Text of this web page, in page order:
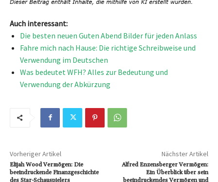
Auch interessant:
Die besten neuen Guten Abend Bilder für jeden Anlass
Fahre mich nach Hause: Die richtige Schreibweise und
Verwendung im Deutschen
Was bedeutet WFH? Alles zur Bedeutung und
Verwendung der Abkürzung
Vorheriger Artikel
Elijah Wood Vermögen: Die
beeindruckende Finanzgeschichte
des Star-Schauspielers
Nächster Artikel
Alfred Enzensberger Vermögen:
Ein Überblick über sein
beeindruckendes Vermögen und